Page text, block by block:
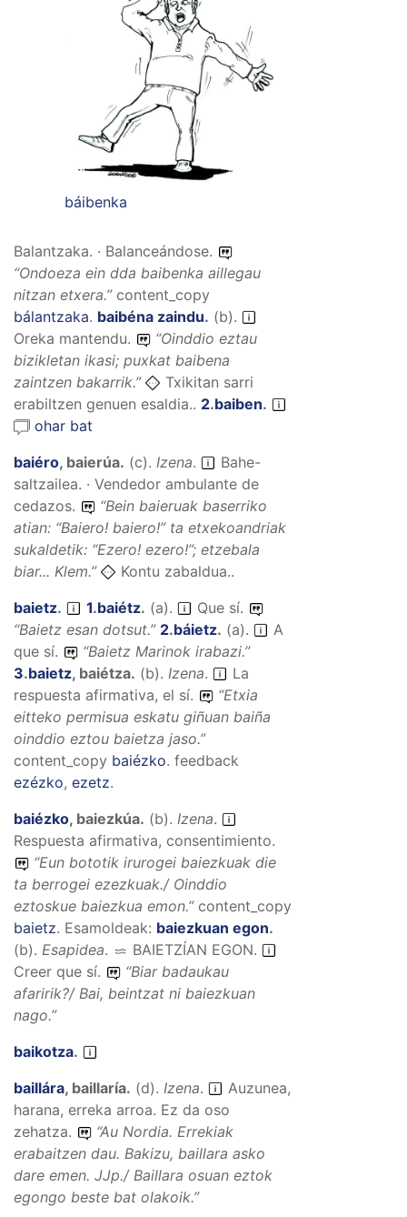
báibenka
Balantzaka. · Balanceándose.
“Ondoeza ein dda baibenka aillegau
nitzan etxera.” content_copy
bálantzaka. baibéna zaindu. (b).
Oreka mantendu.
“Oinddio eztau
bizikletan ikasi; puxkat baibena
zaintzen bakarrik.”
Txikitan sarri
erabiltzen genuen esaldia.. 2.baiben.
ohar bat
baiéro, baierúa. (c). Izena.
Bahe-
saltzailea. · Vendedor ambulante de
cedazos.
“Bein baieruak baserriko
atian: “Baiero! baiero!” ta etxekoandriak
sukaldetik: “Ezero! ezero!”; etzebala
biar... Klem.”
Kontu zabaldua..
baietz. 1.baiétz. (a).
Que sí.
“Baietz esan dotsut.” 2.báietz. (a).
A
que sí.
“Baietz Marinok irabazi.”
3.baietz, baiétza. (b). Izena.
La
respuesta afirmativa, el sí.
“Etxia
eitteko permisua eskatu giñuan baiña
oinddio eztou baietza jaso.”
content_copy baiézko. feedback
ezézko, ezetz.
baiézko, baiezkúa. (b). Izena.
Respuesta afirmativa, consentimiento.
“Eun bototik irurogei baiezkuak die
ta berrogei ezezkuak./ Oinddio
eztoskue baiezkua emon.” content_copy
baietz. Esamoldeak: baiezkuan egon.
(b). Esapidea. BAIETZÍAN EGON.
Creer que sí.
“Biar badaukau
afaririk?/ Bai, beintzat ni baiezkuan
nago.”
baikotza.
baillára, baillaría. (d). Izena.
Auzunea,
harana, erreka arroa. Ez da oso
zehatza.
“Au Nordia. Errekiak
erabaitzen dau. Bakizu, baillara asko
dare emen. JJp./ Baillara osuan eztok
egongo beste bat olakoik.”